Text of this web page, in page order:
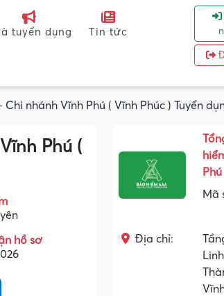
tuyển dụng Tin tức
nhánh Vĩnh Phú ( Vĩnh Phúc ) Tuyển
Phú (
hồ sơ
Phú
Mã
Địa chỉ: